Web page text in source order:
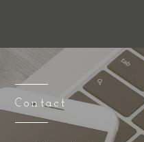
Contact